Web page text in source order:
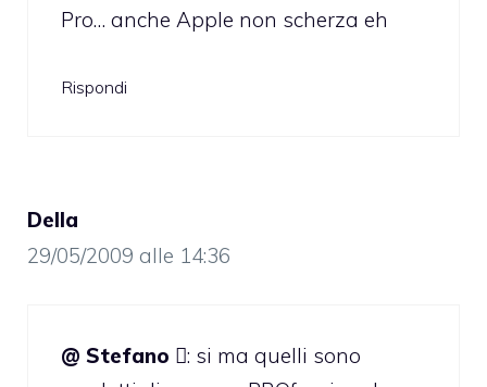
Pro… anche Apple non scherza eh
Rispondi
Della
29/05/2009 alle 14:36
@ Stefano : si ma quelli sono